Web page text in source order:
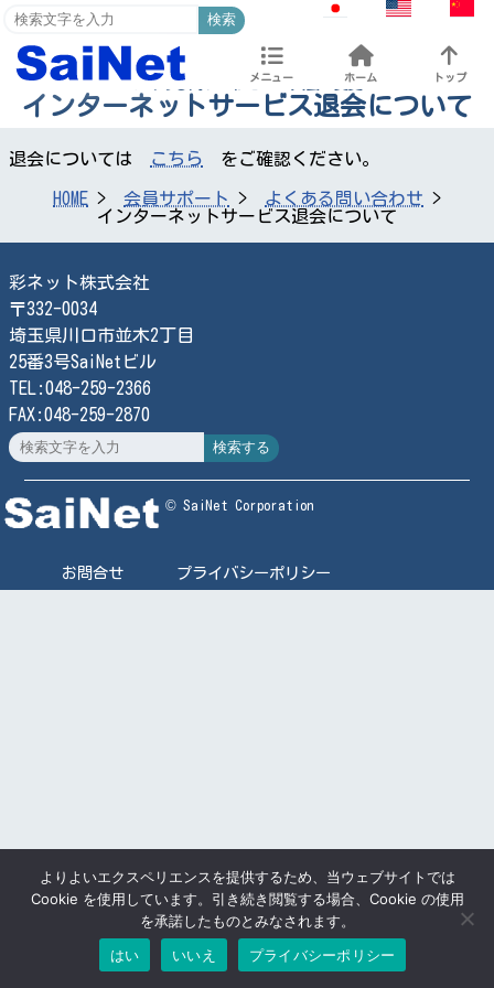
検索
メニュー ホーム トップ
よくある問い合わせ 入会・変更
インターネットサービス退会について
退会については こちら をご確認ください。
HOME 会員サポート
よくある問い合わせ
インターネットサービス退会について
彩ネット株式会社
〒332-0034
埼玉県川口市並木2丁目
25番3号SaiNetビル
TEL:048-259-2366
FAX:048-259-2870
検索する
© SaiNet Corporation
お問合せ プライバシーポリシー
よりよいエクスペリエンスを提供するため、当ウェブサイトでは
Cookie を使用しています。引き続き閲覧する場合、Cookie の使用
を承諾したものとみなされます。
はい
いいえ プライバシーポリシー